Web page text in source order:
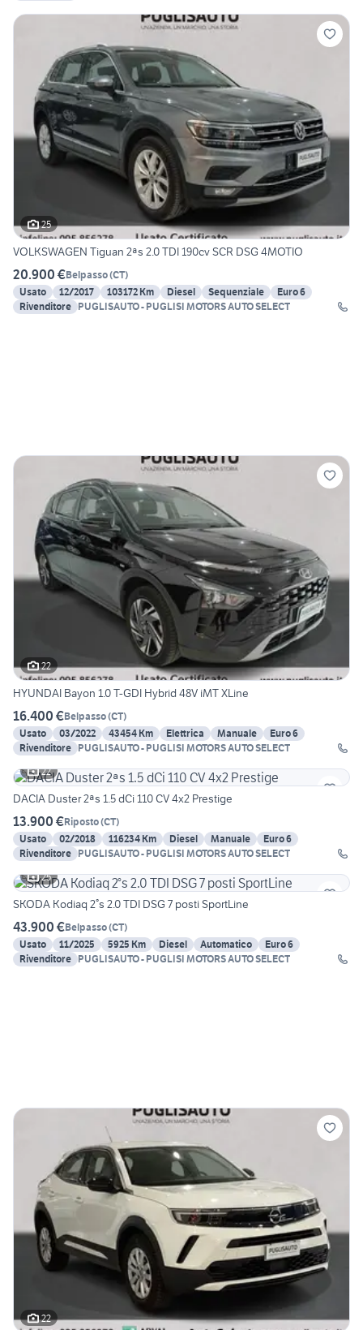
25
VOLKSWAGEN Tiguan 2ªs 2.0 TDI 190cv SCR DSG 4MOTIO
20.900 €Belpasso(CT)
Usato
12/2017 103172 Km Diesel Sequenziale
Euro 6
Rivenditore
PUGLISAUTO - PUGLISI MOTORS AUTO SELECT
22
HYUNDAI Bayon 1.0 T-GDI Hybrid 48V iMT XLine
16.400 €Belpasso(CT)
Usato
03/2022 43454 Km Elettrica Manuale
Euro 6
Rivenditore
PUGLISAUTO - PUGLISI MOTORS AUTO SELECT
22
DACIA Duster 2ªs 1.5 dCi 110 CV 4x2 Prestige
13.900 €Riposto(CT)
Usato
02/2018 116234 Km Diesel Manuale
Euro 6
Rivenditore
PUGLISAUTO - PUGLISI MOTORS AUTO SELECT
25
SKODA Kodiaq 2°s 2.0 TDI DSG 7 posti SportLine
43.900 €Belpasso(CT)
Usato
11/2025 5925 Km Diesel Automatico
Euro 6
Rivenditore
PUGLISAUTO - PUGLISI MOTORS AUTO SELECT
22